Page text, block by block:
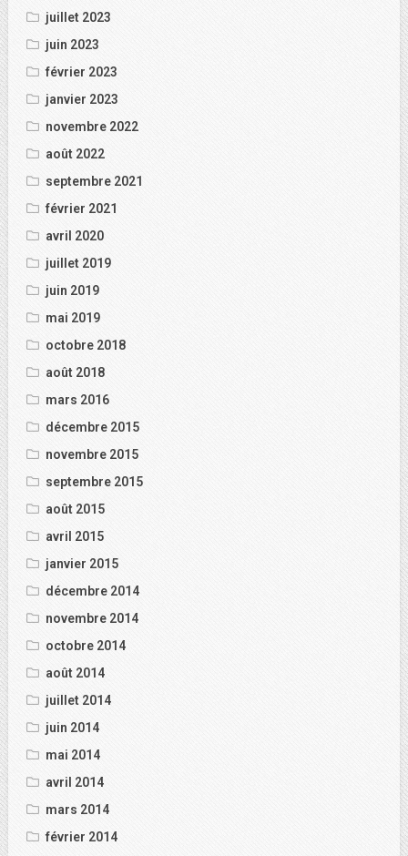
juillet 2023
juin 2023
février 2023
janvier 2023
novembre 2022
août 2022
septembre 2021
février 2021
avril 2020
juillet 2019
juin 2019
mai 2019
octobre 2018
août 2018
mars 2016
décembre 2015
novembre 2015
septembre 2015
août 2015
avril 2015
janvier 2015
décembre 2014
novembre 2014
octobre 2014
août 2014
juillet 2014
juin 2014
mai 2014
avril 2014
mars 2014
février 2014